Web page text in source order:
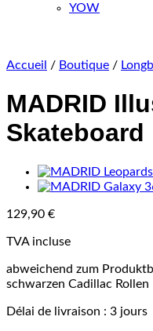
YOW
Accueil / Boutique /
MADRID
Skateboard
129,90 €
TVA incluse
abweichend zum
schwarzen Cadillac Rollen
Délai de livraison : 3 jours